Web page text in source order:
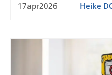
17apr2026 Heike